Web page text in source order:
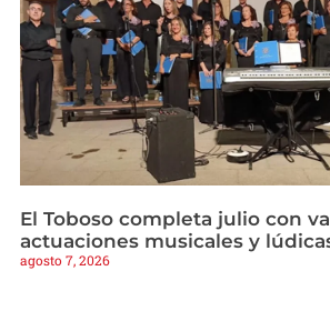
El Toboso completa julio con
actuaciones musicales y
agosto 7, 2026